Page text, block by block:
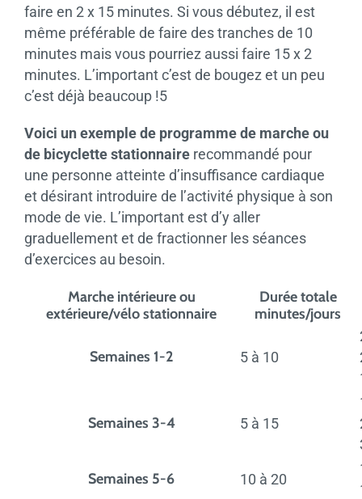
faire en 2 x 15 minutes. Si vous débutez, il est
même préférable de faire des tranches de 10
minutes mais vous pourriez aussi faire 15 x 2
minutes. L’important c’est de bougez et un peu
c’est déjà beaucoup !5
Voici un exemple de programme de marche ou
de bicyclette stationnairerecommandé pour
une personne atteinte d’insuffisance cardiaque
et désirant introduire de l’activité physique à son
mode de vie. L’important est d’y aller
graduellement et de fractionner les séances
d’exercices au besoin.
Marche intérieure ou
extérieure/vélo stationnaire
Durée totale
minutes/jours
Semaines 1-2 5 à 10
Semaines 3-4 5 à 15
Semaines 5-6 10 à 20